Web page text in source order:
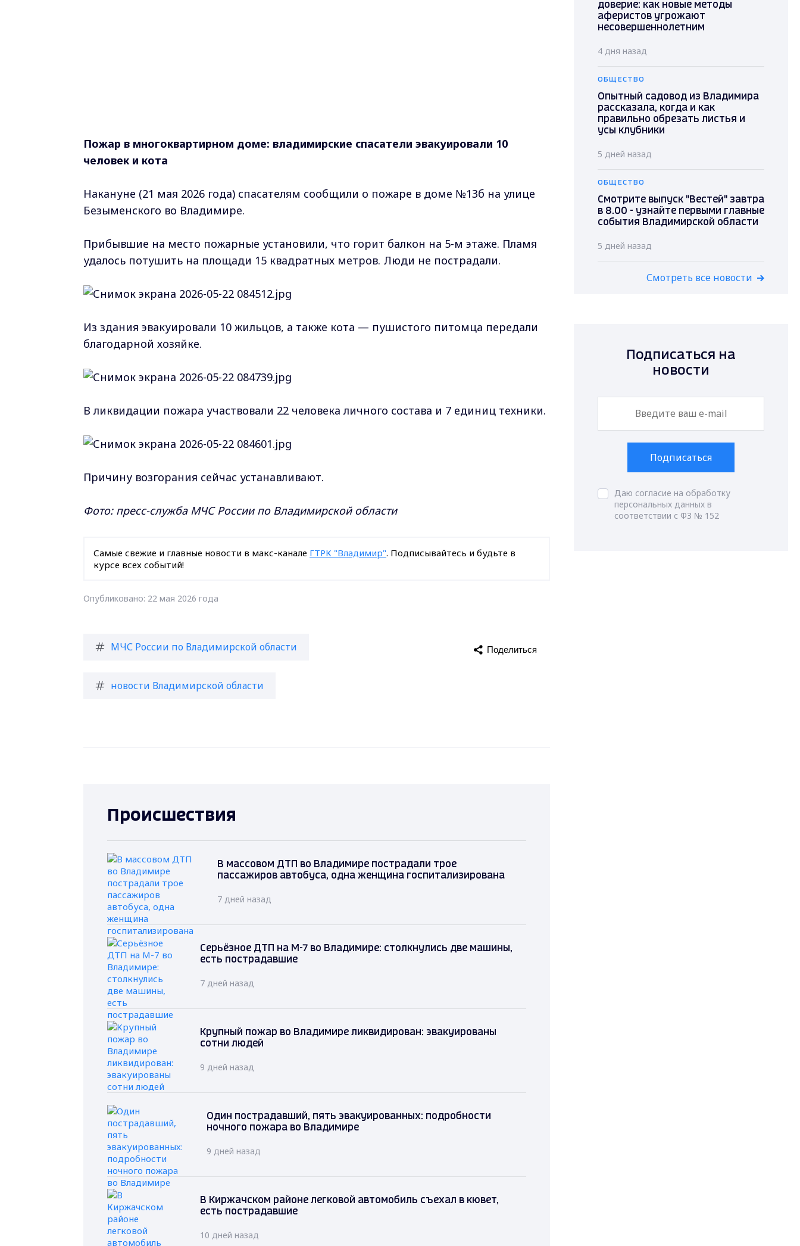
Пожар в многоквартирном доме: владимирские спасатели эвакуировали 10
человек и кота
Накануне (21 мая 2026 года) спасателям сообщили о пожаре в доме №13б на улице
Безыменского во Владимире.
Прибывшие на место пожарные установили, что горит балкон на 5-м этаже. Пламя
удалось потушить на площади 15 квадратных метров. Люди не пострадали.
Из здания эвакуировали 10 жильцов, а также кота — пушистого питомца передали
благодарной хозяйке.
В ликвидации пожара участвовали 22 человека личного состава и 7 единиц техники.
Причину возгорания сейчас устанавливают.
Фото: пресс-служба МЧС России по Владимирской области
Самые свежие и главные новости в макс-канале ГТРК "Владимир". Подписывайтесь и будьте в
курсе всех событий!
Опубликовано: 22 мая 2026 года
МЧС России по Владимирской области
новости Владимирской области
Поделиться
Происшествия
В массовом ДТП во Владимире пострадали трое
пассажиров автобуса, одна женщина госпитализирована
7 дней назад
Серьёзное ДТП на М-7 во Владимире: столкнулись две машины,
есть пострадавшие
7 дней назад
Крупный пожар во Владимире ликвидирован: эвакуированы
сотни людей
9 дней назад
Один пострадавший, пять эвакуированных: подробности
ночного пожара во Владимире
9 дней назад
В Киржачском районе легковой автомобиль съехал в кювет,
есть пострадавшие
10 дней назад
доверие: как новые методы
аферистов угрожают
несовершеннолетним
4 дня назад
ОБЩЕСТВО
Опытный садовод из Владимира
рассказала, когда и как
правильно обрезать листья и
усы клубники
5 дней назад
ОБЩЕСТВО
Смотрите выпуск "Вестей" завтра
в 8.00 - узнайте первыми главные
события Владимирской области
5 дней назад
Смотреть все новости
Подписаться на
новости
Подписаться
Даю согласие на обработку
персональных данных в
соответствии с ФЗ № 152